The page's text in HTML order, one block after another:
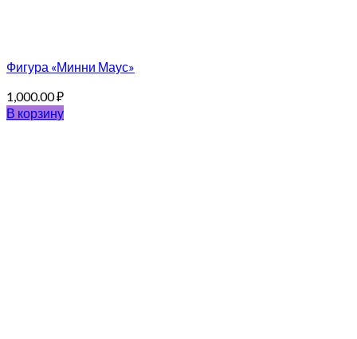
Фигура «Минни Маус»
1,000.00₽
В корзину